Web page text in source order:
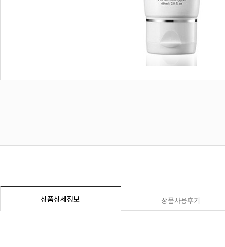
상품상세정보 상품사용후기